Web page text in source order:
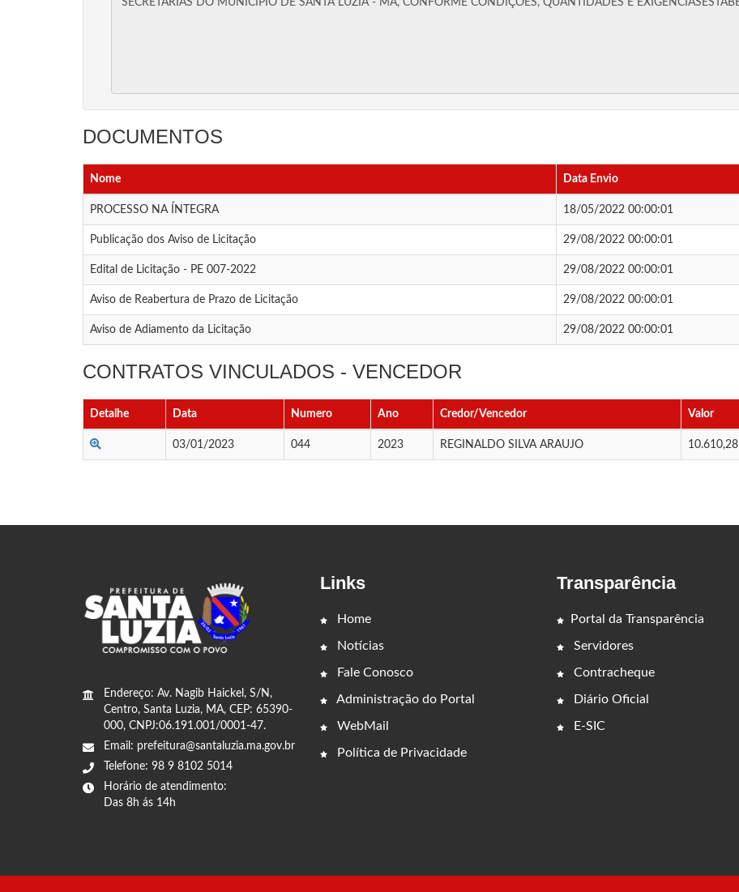
DOCUMENTOS
Nome Data Envio
PROCESSO NA ÍNTEGRA 18/05/2022 00:00:01
Publicação dos Aviso de Licitação 29/08/2022 00:00:01
Edital de Licitação - PE 007-2022 29/08/2022 00:00:01
Aviso de Reabertura de Prazo de Licitação 29/08/2022 00:00:01
Aviso de Adiamento da Licitação 29/08/2022 00:00:01
CONTRATOS VINCULADOS - VENCEDOR
Detalhe Data Numero Ano Credor/Vencedor Valor
03/01/2023 044 2023 REGINALDO SILVA ARAUJO 10.610,28
Endereço: Av. Nagib Haickel, S/N,
Centro, Santa Luzia, MA, CEP: 65390-
000, CNPJ:06.191.001/0001-47.
Email: prefeitura@santaluzia.ma.gov.br
Telefone: 98 9 8102 5014
Horário de atendimento:
Das 8h ás 14h
Links
Home
Notícias
Fale Conosco
Administração do Portal
WebMail
Política de Privacidade
Transparência
Portal da Transparência
Servidores
Contracheque
Diário Oficial
E-SIC